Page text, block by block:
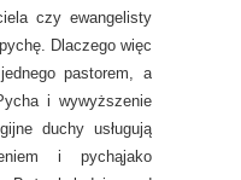
czy ewangelisty
Dlaczego więc
pastorem, a
i wywyższenie
duchy usługują
i pychąjako